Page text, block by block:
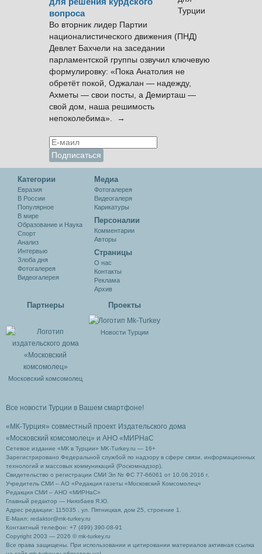
вопроса
Во вторник лидер Партии
националистического движения (ПНД)
Девлет Бахчели на заседании
парламентской группы озвучил ключевую
формулировку: «Пока Анатолия не
обретёт покой, Оджалан — надежду,
Ахметы — свои посты, а Демирташ —
свой дом, наша решимость
непоколебима». →
Категории
Евразия
В России
Популярное
В мире
Образование и Наука
Спорт
Анализ
Интервью
Злоба дня
Фотогалерея
Видеогалерея
Медиа
Фотогалерея
Видеогалеря
Карикатуры
Персоналии
Комментарии
Авторы
Cтраницы
О нас
Контакты
Реклама
Архив
Партнеры
Московский комсомолец
Проекты
Новости Турции
Все новости Турции в Вашем смартфоне!
«МК-Турция» совместный проект Издательского дома
«Московский комсомолец» и АНО «МИРНаС
Сетевое издание «МК в Турции» MK-Turkey.ru — 16+
Зарегистрировано Федеральной службой по надзору в сфере связи, информационных
технологий и массовых коммуникаций (Роскомнадзор).
Свидетельство о регистрации СМИ Эл № ФС 77-66061 от 10.06.2016 г.
Учредитель СМИ – АО «Редакция газеты «Московский Комсомолец»
Редакция СМИ – АНО «МИРНаС»
Главный редактор — Ниязбаев Я.Ю.
Адрес редакции: 115035 , ул. Пятницкая, дом 25, строение 1.
Е-Маил: redaktor@mk-turkey.ru
Контактный телефон: +7 (499) 390-08-91
Copyright 2003 — 2026 © mk-turkey.ru
Все права защищены. При использовании и цитировании материалов активная ссылка